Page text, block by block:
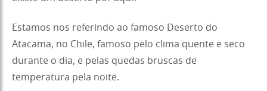
Estamos nos referindo ao famoso Deserto do
Atacama, no Chile, famoso pelo clima quente e seco
durante o dia, e pelas quedas bruscas de
temperatura pela noite.